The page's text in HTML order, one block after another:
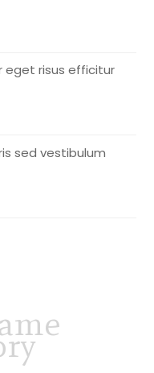
eget risus efficitur
sed vestibulum